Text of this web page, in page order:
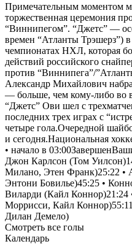
Примечательным моментом
торжественная церемония
“Виннипегом”. “Джетс” —
времен “Атланты Трэшерз”)
чемпионатах НХЛ, которая
действий российского
против “Виннипега”/
Александр Михайлович
— больше, чем кому-либо во
“Джетс” Ови шел с
последних трех играх с
четыре гола.Очередной
и сегодня.Национальная
• начало в 03:00Завершен
Джон Карлсон (Том
Милано, Этен Франк)25:22 •
Энтони Бовилье)45:25 •
Виларди (Кайл
Моррисси, Кайл
Дилан Демело)
Смотреть все голы
Календарь